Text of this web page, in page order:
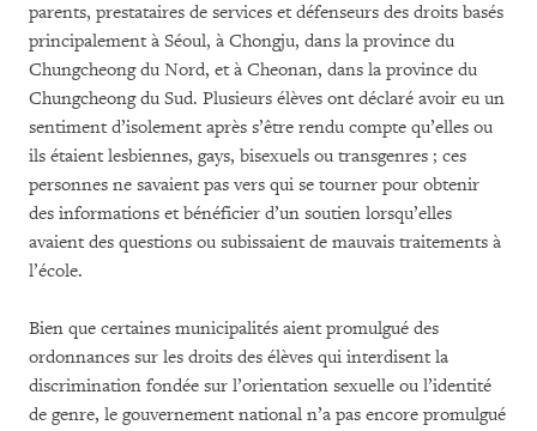
parents, prestataires de services et défenseurs des droits basés
principalement à Séoul, à Chongju, dans la province du
Chungcheong du Nord, et à Cheonan, dans la province du
Chungcheong du Sud. Plusieurs élèves ont déclaré avoir eu un
sentiment d’isolement après s’être rendu compte qu’elles ou
ils étaient lesbiennes, gays, bisexuels ou transgenres ; ces
personnes ne savaient pas vers qui se tourner pour obtenir
des informations et bénéficier d’un soutien lorsqu’elles
avaient des questions ou subissaient de mauvais traitements à
l’école.
Bien que certaines municipalités aient promulgué des
ordonnances sur les droits des élèves qui interdisent la
discrimination fondée sur l’orientation sexuelle ou l’identité
de genre, le gouvernement national n’a pas encore promulgué